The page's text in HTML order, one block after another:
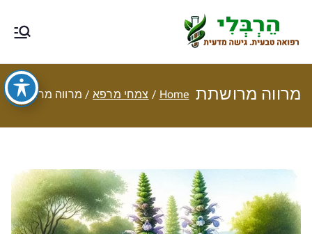
content
רפואה טבעית
עם גישה
מדעית
טיפול תזונתי, צמחי מרפא, רפואה
טבעית מסורתית ותוספי תזונה
מרווה מרושתת Home צמחי מרפא מרווה מרושתת